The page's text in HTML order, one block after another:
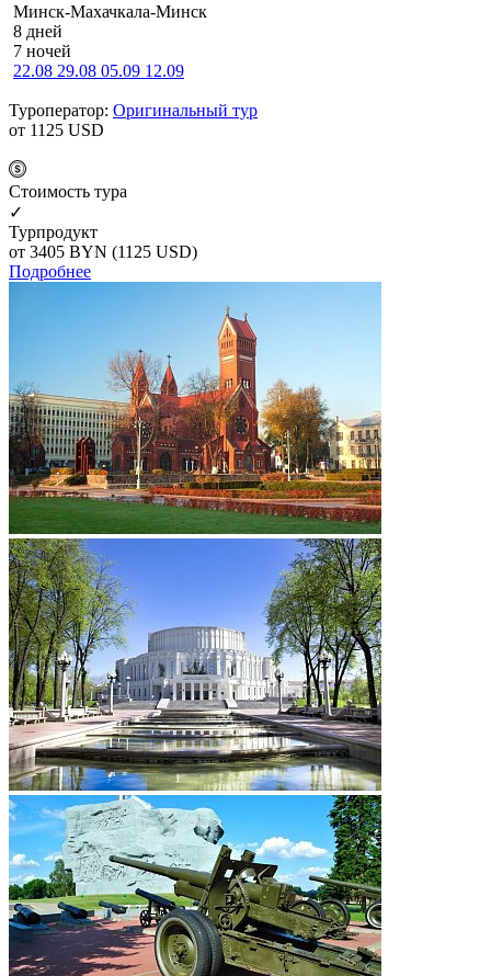
Минск-Махачкала-Минск
8 дней
7 ночей
22.08 29.08 05.09 12.09
Туроператор: Оригинальный тур
от 1125 USD
Cтоимость тура
✓
Турпродукт
от 3405 BYN (1125 USD)
Подробнее